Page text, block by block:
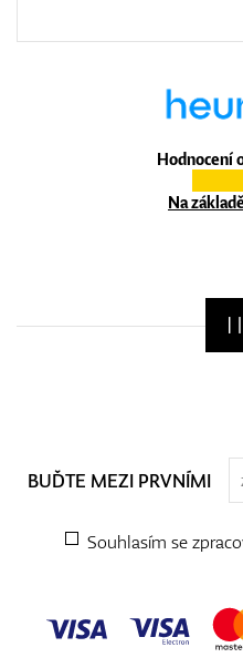
Hodnocení
Na
BUĎTE MEZI PRVNÍMI
Souhlasím se